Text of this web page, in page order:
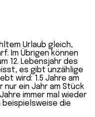
Urlaub gleich,
Im Übrigen können
12. Lebensjahr des
es gibt unzählige
wird: 1.5 Jahre am
nur ein Jahr am Stück
immer mal wieder
beispielsweise die